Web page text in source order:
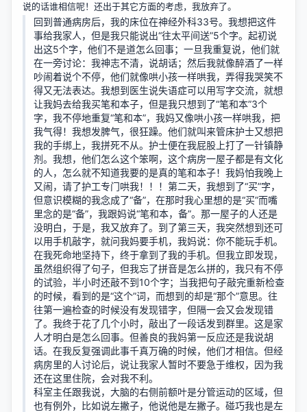
说的话谁相信呢！还出于其它方面的考虑，我放弃了。
回到普通病房后，我的床位在神经外科33号。我想把这件
事给我家人，但是我只能说出“往太平间送”5个字。起初说
出这5个字，他们不是道怎么回事；一旦我重复说，他们就
在一旁讨论：我神志不清，说胡话；然后我就像醉酒了一样
吵闹着说个不停，他们就像哄小孩一样哄我，弄得我哭笑不
得又无法表达。我想到医生说失语症可以用写字交流，就想
让我妈去给我买笔和本子，但是我只想到了“笔和本”3个
字，我不停地重复“笔和本”，我妈又像哄小孩一样哄我，把
我气得！我想发脾气，很狂躁。他们就叫来管床护士又想把
我的手绑上，我拼死不从。护士便在我屁股上打了一针镇静
剂。我想，他们怎么这个笨啊，这个病房一屋子都是有文化
的人，怎么就不知道我要的是真的笔和本子！我妈怕我晚上
又闹，请了护工专门哄我！！！第二天，我想到了“买”字，
但意识模糊的我念成了“备”，在那时我心里想的是“买”而嘴
里念的是“备”，我跟妈说“笔和本，备”。那一屋子的人还是
没明白，于是，我又放弃了。到了第三天，我突然想到还可
以用手机敲字，就问我妈要手机，我妈说：你不能玩手机。
在我死命地坚持下，终于拿到了我的手机。但我立即发现，
虽然组织得了句子，但我忘了拼音是怎么拼的，我只有不停
的试验，半小时还敲不到10个字；当我把句子敲完重新检查
的时候，看到的是“这个”词，而想到的却是“那个”意思。往
往第一遍检查的时候没有发现错字，但隔一会又会发现错
了。我终于花了几个小时，敲出了一段话发到群里。这是家
人才明白是怎么回事。但善良的我妈第一反应还是我说胡
话。在我反复强调此事千真万确的时候，他们才相信。但经
病房里的人讨论后，说让我家人暂时不要急于维权，因为我
还在这里住院，会对我不利。
科室主任跟我说，大脑的右侧前额叶是分管运动的区域，但
也有例外，比如说左撇子，他说他是左撇子。碰巧我也是左